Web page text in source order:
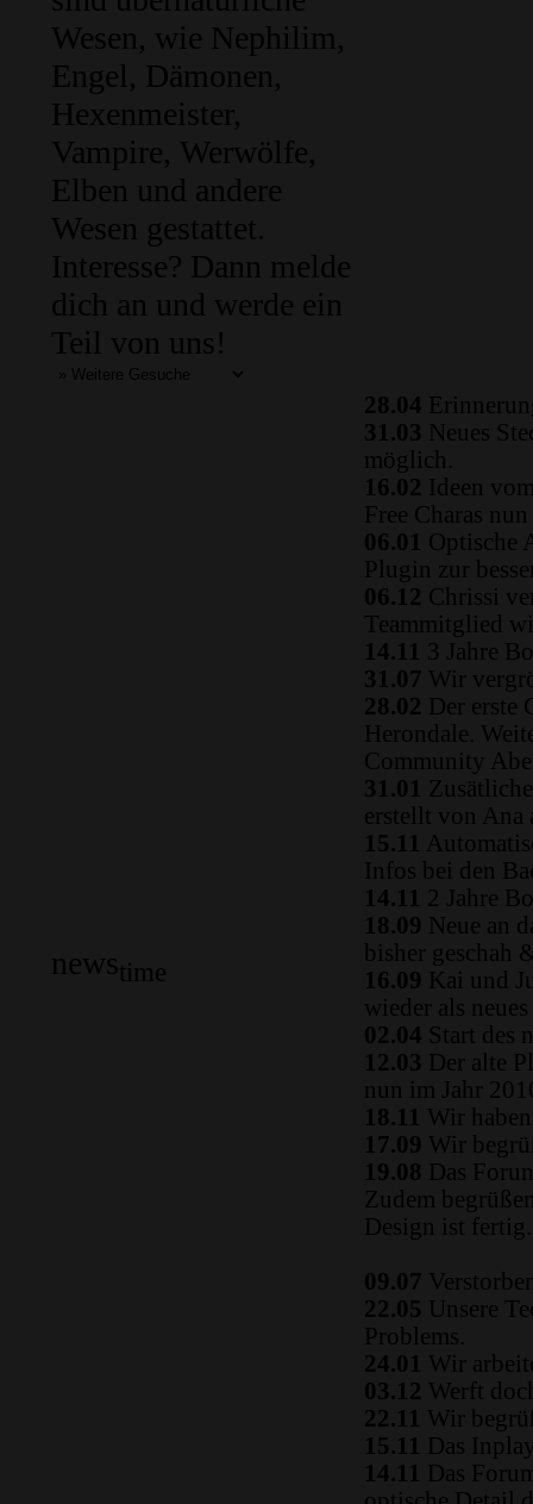
Wesen, wie Nephilim,
Engel, Dämonen,
Hexenmeister,
Vampire, Werwölfe,
Elben und andere
Wesen gestattet.
Interesse? Dann melde
dich an und werde ein
Teil von uns!
newstime
28.04
31.03 Neues
möglich.
16.02 Ideen
Free Charas
06.01 Optische
Plugin zur
06.12 Chrissi
Teammitglied
14.11 3 Jahre
31.07 Wir
28.02 Der erste
Herondale.
Community
31.01
erstellt von Ana
15.11
Infos bei den
14.11
2 Jahre
18.09 Neue an
bisher geschah
16.09 Kai und
wieder als
02.04 Start des
12.03 Der alte
nun im Jahr
18.11 Wir
17.09 Wir
19.08 Das
Zudem
Design ist fertig.
09.07
22.05 Unsere
Problems.
24.01 Wir
03.12 Werft
22.11 Wir
15.11 Das
14.11 Das